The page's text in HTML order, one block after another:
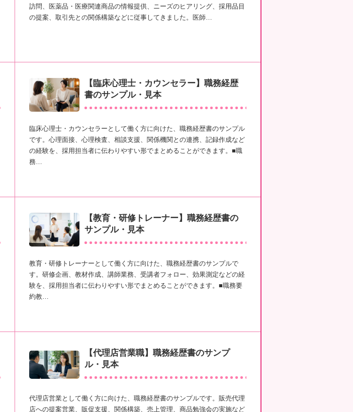
訪問、医薬品・医療関連商品の情報提供、ニーズのヒアリング、採用品目
の提案、取引先との関係構築などに従事してきました。医師…
【臨床心理士・カウンセラー】職務経歴
書のサンプル・見本
臨床心理士・カウンセラーとして働く方に向けた、職務経歴書のサンプル
です。心理面接、心理検査、相談支援、関係機関との連携、記録作成など
の経験を、採用担当者に伝わりやすい形でまとめることができます。■職
務…
【教育・研修トレーナー】職務経歴書の
サンプル・見本
教育・研修トレーナーとして働く方に向けた、職務経歴書のサンプルで
す。研修企画、教材作成、講師業務、受講者フォロー、効果測定などの経
験を、採用担当者に伝わりやすい形でまとめることができます。■職務要
約教…
【代理店営業職】職務経歴書のサンプ
ル・見本
代理店営業として働く方に向けた、職務経歴書のサンプルです。販売代理
店への提案営業、販促支援、関係構築、売上管理、商品勉強会の実施など